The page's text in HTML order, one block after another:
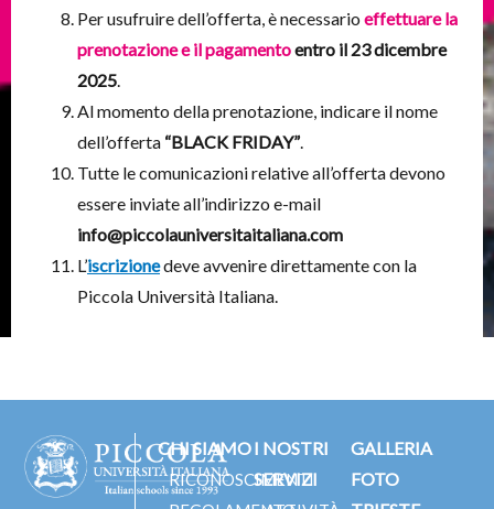
Per usufruire dell’offerta, è necessario effettuare la
prenotazione e il pagamentoentro il 23 dicembre
2025.
Al momento della prenotazione, indicare il nome
dell’offerta “BLACK FRIDAY”.
Tutte le comunicazioni relative all’offerta devono
essere inviate all’indirizzo e-mail
info@piccolauniversitaitaliana.com
L’iscrizionedeve avvenire direttamente con la
Piccola Università Italiana.
CHI SIAMO
RICONOSCIMENTI
I NOSTRI
SERVIZI
GALLERIA
FOTO